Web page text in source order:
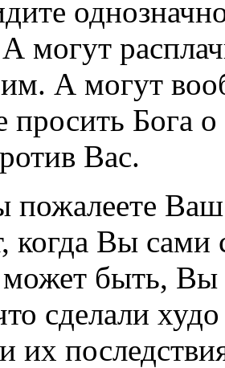
могут
А могут
просить Бога
Вас.
пожалеете
когда Вы сами
быть, Вы
сделали
их